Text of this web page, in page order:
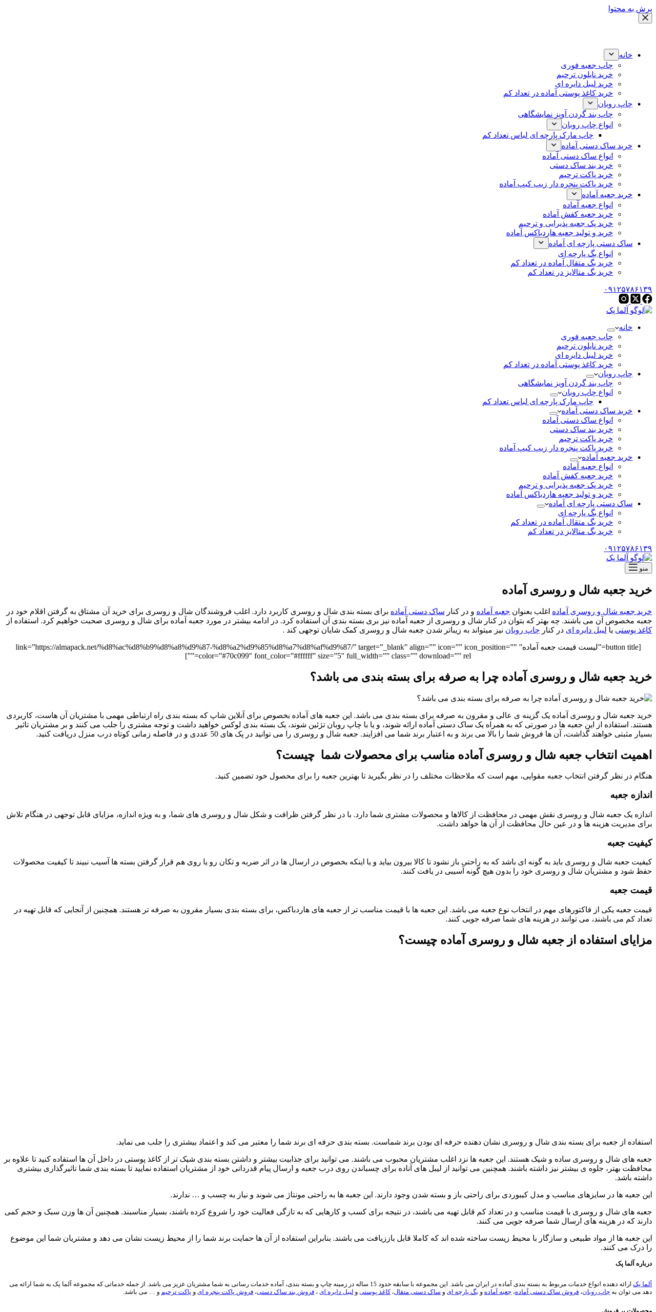
پرش به محتوا
خانه
چاپ جعبه فوری
خرید نایلون ترحیم
خرید لیبل دایره ای
خرید کاغذ پوستی آماده در تعداد کم
چاپ روبان
چاپ بند گردن آویز نمایشگاهی
انواع چاپ روبان
چاپ مارک پارچه ای لباس تعداد کم
خرید ساک دستی آماده
انواع ساک دستی آماده
خرید بند ساک دستی
خرید پاکت ترحیم
خرید پاکت پنجره دار زیپ کیپ آماده
خرید جعبه آماده
انواع جعبه آماده
خرید جعبه کفش آماده
خرید پک جعبه پذیرایی و ترحیم
خرید و تولید جعبه هاردباکس آماده
ساک دستی پارچه ای آماده
انواع بگ پارچه ای
خرید بگ متقال آماده در تعداد کم
خرید بگ متالایز در تعداد کم
۰۹۱۲۵۷۸۶۱۳۹
خانه
چاپ جعبه فوری
خرید نایلون ترحیم
خرید لیبل دایره ای
خرید کاغذ پوستی آماده در تعداد کم
چاپ روبان
چاپ بند گردن آویز نمایشگاهی
انواع چاپ روبان
چاپ مارک پارچه ای لباس تعداد کم
خرید ساک دستی آماده
انواع ساک دستی آماده
خرید بند ساک دستی
خرید پاکت ترحیم
خرید پاکت پنجره دار زیپ کیپ آماده
خرید جعبه آماده
انواع جعبه آماده
خرید جعبه کفش آماده
خرید پک جعبه پذیرایی و ترحیم
خرید و تولید جعبه هاردباکس آماده
ساک دستی پارچه ای آماده
انواع بگ پارچه ای
خرید بگ متقال آماده در تعداد کم
خرید بگ متالایز در تعداد کم
۰۹۱۲۵۷۸۶۱۳۹
منو
خرید جعبه شال و روسری آماده
خرید جعبه شال و روسری آماده اغلب بعنوان جعبه آماده و در کنار ساک دستی آماده برای بسته بندی شال و روسری کاربرد دارد. اغلب فروشندگان شال و روسری برای خرید آن مشتاق به گرفتن اقلام خود در
جعبه مخصوص آن می باشند. چه بهتر که بتوان در کنار شال و روسری از جعبه آماده نیز بری بسته بندی آن استفاده کرد. در ادامه بیشتر در مورد جعبه آماده برای شال و روسری صحبت خواهیم کرد. استفاده از
کاغذ پوستی یا لیبل دایره ای در کنار چاپ روبان نیز میتواند به زیباتر شدن جعبه شال و روسری کمک شایان توجهی کند .
[button title=”لیست قیمت جعبه آماده” link=”https://almapack.net/%d8%ac%d8%b9%d8%a8%d9%87-%d8%a2%d9%85%d8%a7%d8%af%d9%87/” target=”_blank” align=”” icon=”” icon_position=””
color=”#70c099″ font_color=”#ffffff” size=”5″ full_width=”” class=”” download=”” rel=””]
خرید جعبه شال و روسری آماده چرا به صرفه برای بسته بندی می باشد؟
خرید جعبه شال و روسری آماده یک گزینه ی عالی و مقرون به صرفه برای بسته بندی می باشد. این جعبه های آماده بخصوص برای آنلاین شاپ که بسته بندی راه ارتباطی مهمی با مشتریان آن هاست، کاربردی
هستند. استفاده از این جعبه ها در صورتی که به همراه یک ساک دستی آماده ارائه شوند، و یا با چاپ روبان تژئین شوند، یک بسته بندی لوکس خواهید داشت و توجه مشتری را جلب می کنند و بر مشتریان تاثیر
بسیار مثبتی خواهند گذاشت، آن ها فروش شما را بالا می برند و به اعتبار برند شما می افزایند. جعبه شال و روسری را می توانید در پک های 50 عددی و در فاصله زمانی کوتاه درب منزل دریافت کنید.
اهمیت انتخاب جعبه شال و روسری آماده مناسب برای محصولات شما چیست؟
هنگام در نظر گرفتن انتخاب جعبه مقوایی، مهم است که ملاحظات مختلف را در نظر بگیرید تا بهترین جعبه را برای محصول خود تضمین کنید.
اندازه جعبه
اندازه یک جعبه شال و روسری نقش مهمی در محافظت از کالاها و محصولات مشتری شما دارد. با در نظر گرفتن ظرافت و شکل شال و روسری های شما، و به ویژه اندازه، مزایای قابل توجهی در هنگام تلاش
برای مدیریت هزینه ها و در عین حال محافظت از آن ها خواهد داشت.
کیفیت جعبه
کیفیت جعبه شال و روسری باید به گونه ای باشد که به راحتی باز نشود تا کالا بیرون بیاید و یا اینکه بخصوص در ارسال ها در اثر ضربه و تکان رو یا روی هم قرار گرفتن بسته ها آسیب نبیند تا کیفیت محصولات
حفظ شود و مشتریان شال و روسری خود را بدون هیچ گونه آسیبی در یافت کنند.
قیمت جعبه
قیمت جعبه یکی از فاکتورهای مهم در انتخاب نوع جعبه می باشد. این جعبه ها با قیمت مناسب تر از جعبه های هاردباکس، برای بسته بندی بسیار مقرون به صرفه تر هستند. همچنین از آنجایی که قابل تهیه در
تعداد کم می باشند، می توانند در هزینه های شما صرفه جویی کنند.
مزایای استفاده از جعبه شال و روسری آماده چیست؟
استفاده از جعبه برای بسته بندی شال و روسری نشان دهنده حرفه ای بودن برند شماست. بسته بندی حرفه ای برند شما را معتبر می کند و اعتماد بیشتری را جلب می نماید.
جعبه های شال و روسری ساده و شیک هستند. این جعبه ها نزد اغلب مشتریان محبوب می باشند. می توانید برای جذابیت بیشتر و داشتن بسته بندی شیک تر از کاغذ پوستی در داخل آن ها استفاده کنید تا علاوه بر
محافظت بهتر، جلوه ی بیشتر نیز داشته باشند. همچنین می توانید از لیبل های آناده برای چسباندن روی درب جعبه و ارسال پیام قدردانی خود از مشتریان استفاده نمایید تا بسته بندی شما تاثیرگذاری بیشتری
داشته باشد.
این جعبه ها در سایزهای مناسب و مدل کیبوردی برای راحتی باز و بسته شدن وجود دارند. این جعبه ها به راحتی مونتاژ می شوند و نیاز به چسب و … ندارند.
جعبه های شال و روسری با قیمت مناسب و در تعداد کم قابل تهیه می باشند، در نتیجه برای کسب و کارهایی که به تازگی فعالیت خود را شروع کرده باشند، بسیار مناسبند. همچنین آن ها وزن سبک و حجم کمی
دارند که در هزینه های ارسال شما صرفه جویی می کنند.
این جعبه ها از مواد طبیعی و سازگار با محیط زیست ساخته شده اند که کاملا قابل باززیافت می باشند. بنابراین استفاده از آن ها حمایت برند شما را از محیط زیست نشان می دهد و مشتریان شما این موضوع
را درک می کنند.
درباره آلما پک
آلما پک
ارائه دهنده انواع خدمات مربوط به بسته بندی آماده در ایران می باشد. این مجموعه با سابقه حدود 15 ساله در زمینه چاپ و بسته بندی، آماده خدمات رسانی به شما مشتریان عزیز می باشد. از جمله خدماتی که مجموعه آلما پک به شما ارائه می
دهد می توان به چاپ روبان، فروش ساک دستی آماده، جعبه آماده و بگ پارچه ای و ساک دستی متقال،کاغذ پوستی و لیبل دایره ای ، فروش بند ساک دستی، فروش پاکت پنجره ای و پاکت ترحیم و … می باشد.